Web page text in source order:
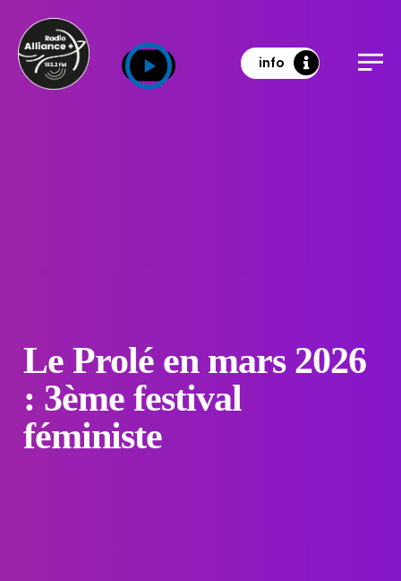
info
Le Prolé en mars 2026
: 3ème festival
féministe